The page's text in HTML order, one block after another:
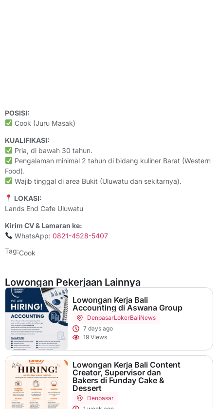
POSISI:
Cook (Juru Masak)
KUALIFIKASI:
Pria, di bawah 30 tahun.
Pengalaman minimal 2 tahun di bidang kuliner Barat (Western
Food).
Wajib tinggal di area Bukit (Uluwatu dan sekitarnya).
LOKASI:
Lands End Cafe Uluwatu
Kirim CV & Lamaran ke:
WhatsApp: 0821-4528-5407
Tag:Cook
Lowongan Pekerjaan Lainnya
Lowongan Kerja Bali
Accounting di Aswana Group
DenpasarLokerBaliNews
7 days ago
19 Views
Lowongan Kerja Bali Content
Creator, Supervisor dan
Bakers di Funday Cake &
Dessert
Denpasar